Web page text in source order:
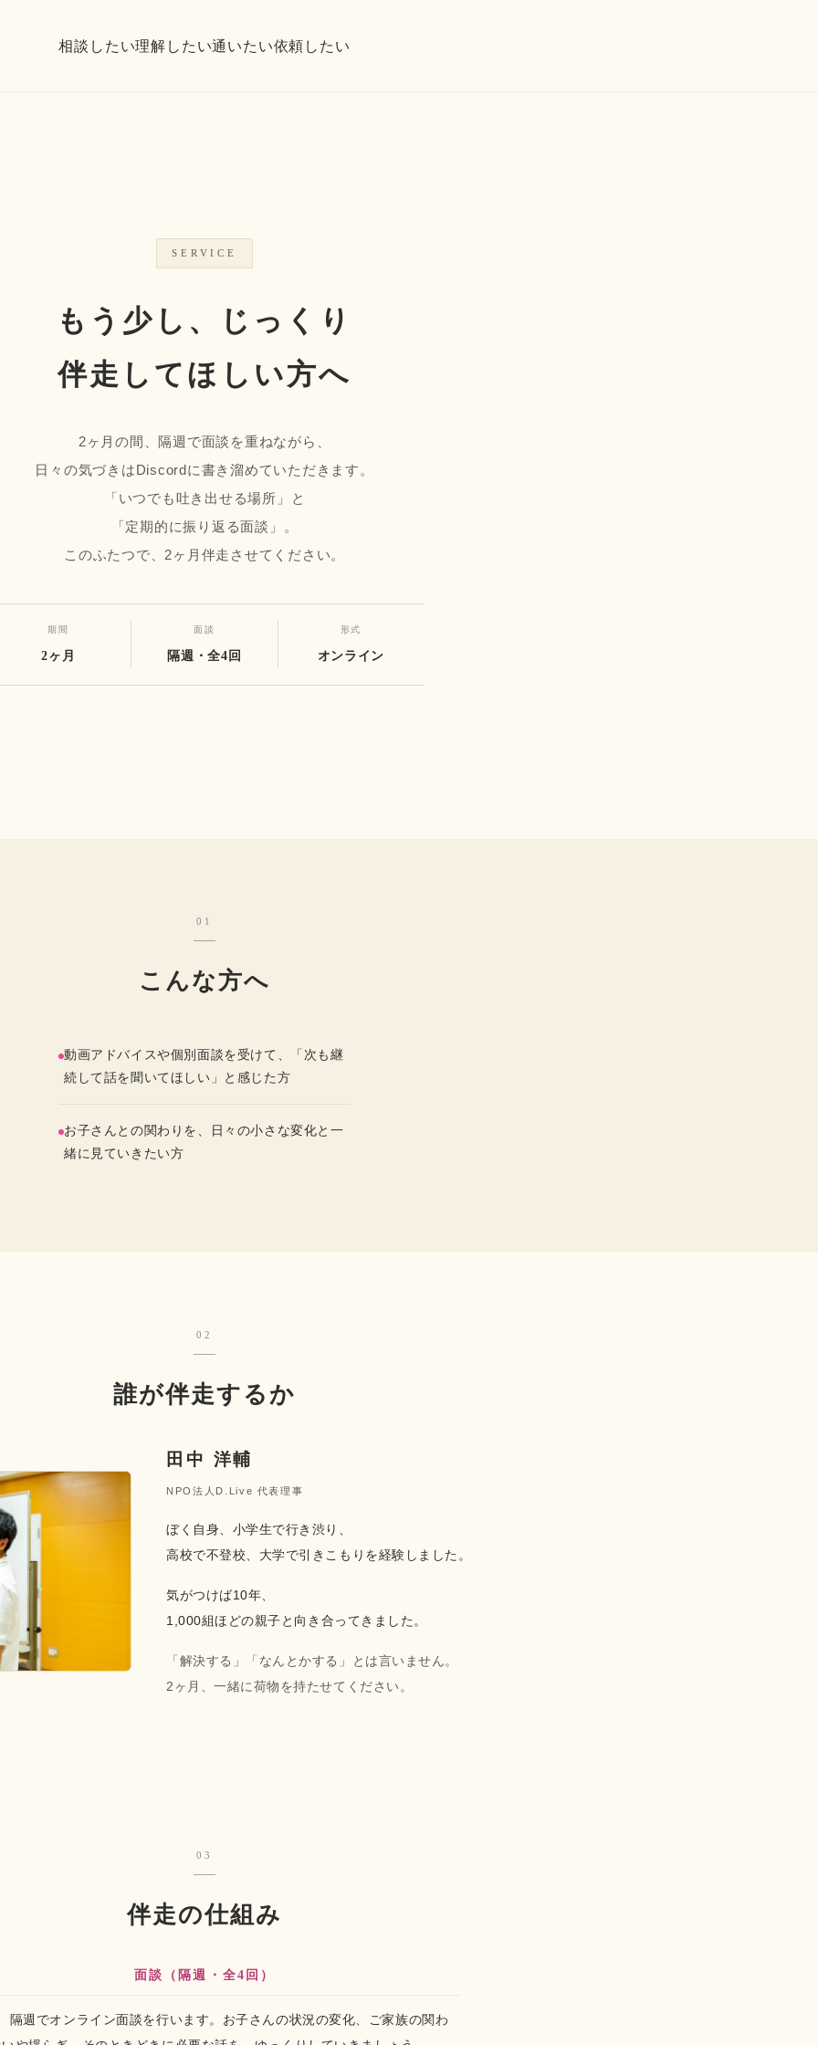
相談したい理解したい通いたい依頼したい
SERVICE
もう少し、じっくり
伴走してほしい方へ
2ヶ月の間、隔週で面談を重ねながら、
日々の気づきはDiscordに書き溜めていただきます。
「いつでも吐き出せる場所」と
「定期的に振り返る面談」。
このふたつで、2ヶ月伴走させてください。
期間
2ヶ月
面談
隔週・全4回
形式
オンライン
01
こんな方へ
動画アドバイスや個別面談を受けて、「次も継
続して話を聞いてほしい」と感じた方
お子さんとの関わりを、日々の小さな変化と一
緒に見ていきたい方
02
誰が伴走するか
田中 洋輔
NPO法人D.Live 代表理事
ぼく自身、小学生で行き渋り、
高校で不登校、大学で引きこもりを経験しました。
気がつけば10年、
1,000組ほどの親子と向き合ってきました。
「解決する」「なんとかする」とは言いません。
2ヶ月、一緒に荷物を持たせてください。
03
伴走の仕組み
面談（隔週・全4回）
隔週でオンライン面談を行います。お子さんの状況の変化、ご家族の関わ